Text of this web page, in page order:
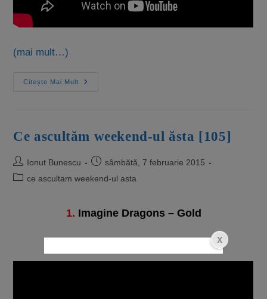
(mai mult…)
Citește Mai Mult
Ce ascultăm weekend-ul ăsta [105]
Ionut Bunescu
sâmbătă, 7 februarie 2015
ce ascultam weekend-ul asta
1. Imagine Dragons – Gold